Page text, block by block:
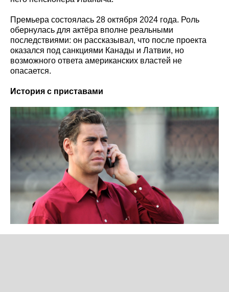
Премьера состоялась 28 октября 2024 года. Роль
обернулась для актёра вполне реальными
последствиями: он рассказывал, что после проекта
оказался под санкциями Канады и Латвии, но
возможного ответа американских властей не
опасается.
История с приставами